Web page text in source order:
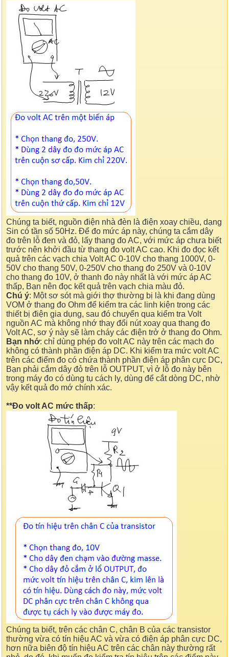
Chúng ta biết, nguồn điện nhà đèn là điện xoay chiều, dạng
Sin có tần số 50Hz. Để đo mức áp này, chúng ta cắm dây
đo trên lỗ đen và đỏ, lấy thang đo AC, với mức áp chưa biết
trước nên khởi đầu từ thang đo volt AC cao. Khi đo đọc kết
quả trên các vạch chia Volt AC 0-10V cho thang 1000V, 0-
50V cho thang 50V, 0-250V cho thang đo 250V và 0-10V
cho thang đo 10V, ở thanh đo này nhất là với mức áp AC
thấp, Bạn nên đọc kết quả trên vạch chia màu đỏ.
Chú ý: Một sơ sót mà giới thợ thường bị là khi đang dùng
VOM ở thang đo Ohm để kiểm tra các linh kiện trong các
thiết bị điện gia dụng, sau đó chuyển qua kiểm tra Volt
nguồn AC mà không nhớ thay đổi nút xoay qua thang đo
Volt AC, sơ ý này sẽ làm cháy các điện trở ở thang đo Ohm.
Bạn nhớ: chỉ dùng phép đo volt AC này trên các mạch đo
không có thành phần điện áp DC. Khi kiểm tra mức volt AC
trên các điểm đo có chứa thành phần điện áp phân cực DC,
Bạn phải cắm dây đỏ trên lỗ OUTPUT, vì ở lỗ đo này bên
trong máy đo có dùng tụ cách ly, dùng để cắt dòng DC, nhờ
vậy kết quả đo mớ chính xác.
**Đo volt AC mức thấp:
Chúng ta biết, trên các chân C, chân B của các transistor
thường vừa có tín hiệu AC và vừa có điện áp phân cực DC,
hơn nữa biên độ tín hiệu AC trên các chân này thường rất